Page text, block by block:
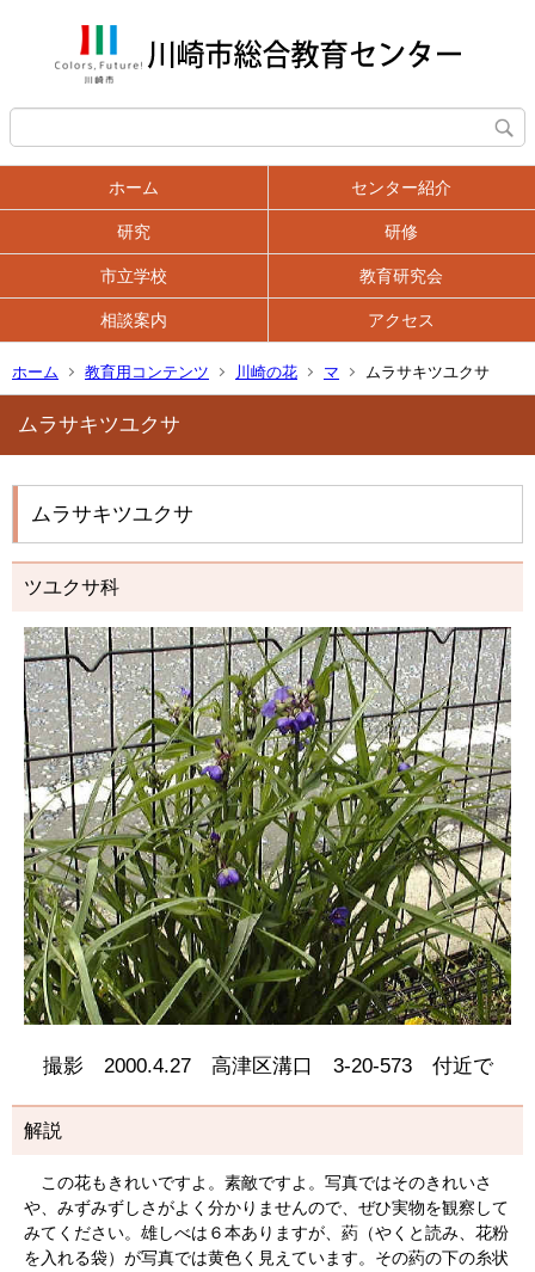
ホーム センター紹介
研究 研修
市立学校 教育研究会
相談案内 アクセス
ホーム 教育用コンテンツ 川崎の花 マ ムラサキツユクサ
ムラサキツユクサ
ムラサキツユクサ
ツユクサ科
撮影 2000.4.27 高津区溝口 3-20-573 付近で
解説
この花もきれいですよ。素敵ですよ。写真ではそのきれいさ
や、みずみずしさがよく分かりませんので、ぜひ実物を観察して
みてください。雄しべは６本ありますが、葯（やくと読み、花粉
を入れる袋）が写真では黄色く見えています。その葯の下の糸状